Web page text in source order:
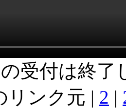
受付は終了
リンク元 | 2 |